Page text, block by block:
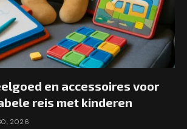
en accessoires voor
reis met kinderen
2026